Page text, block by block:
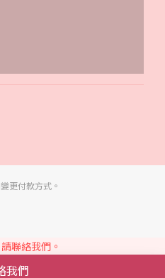
聯絡我們。
我們
更付款方式。